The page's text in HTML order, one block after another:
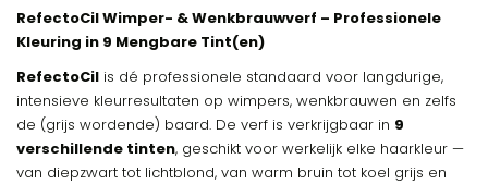
RefectoCil Wimper- & Wenkbrauwverf – Professionele
Kleuring in 9 Mengbare Tint(en)
RefectoCil is dé professionele standaard voor langdurige,
intensieve kleurresultaten op wimpers, wenkbrauwen en zelfs
de (grijs wordende) baard. De verf is verkrijgbaar in 9
verschillende tinten, geschikt voor werkelijk elke haarkleur —
van diepzwart tot lichtblond, van warm bruin tot koel grijs en